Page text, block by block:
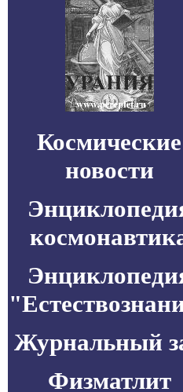
Космические
новости
Журнальный
Физматлит